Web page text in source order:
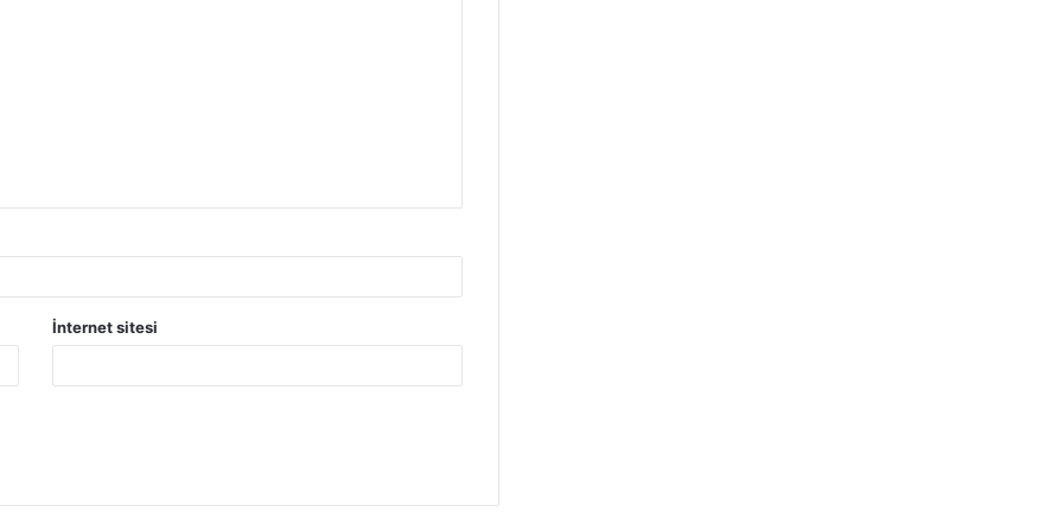
İnternet sitesi